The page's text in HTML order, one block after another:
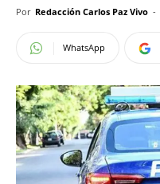
Por Redacción Carlos Paz Vivo -
WhatsApp